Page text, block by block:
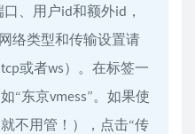
、用户id和额外id，
络类型和传输设置请
或者ws）。在标签一
“东京vmess”。如果使
不用管！），点击“传